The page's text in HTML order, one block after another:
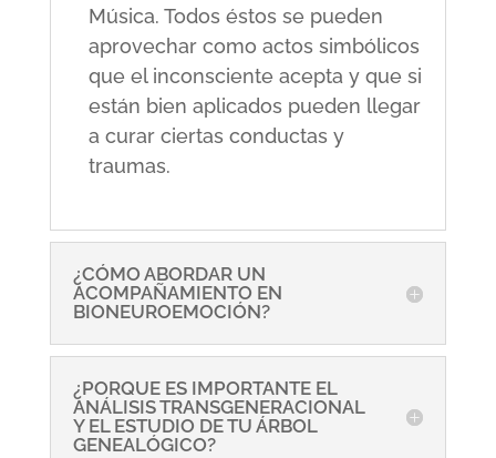
Música. Todos éstos se pueden
aprovechar como actos simbólicos
que el inconsciente acepta y que si
están bien aplicados pueden llegar
a curar ciertas conductas y
traumas.
¿CÓMO ABORDAR UN
ACOMPAÑAMIENTO EN
BIONEUROEMOCIÓN?
¿PORQUE ES IMPORTANTE EL
ANÁLISIS TRANSGENERACIONAL
Y EL ESTUDIO DE TU ÁRBOL
GENEALÓGICO?